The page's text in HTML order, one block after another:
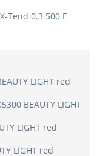
Tend 0.3 500 E
LIGHT red
BEAUTY LIGHT
LIGHT red
LIGHT red